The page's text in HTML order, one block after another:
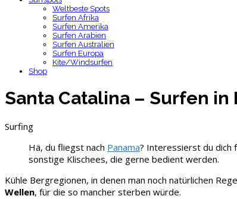
Weltbeste Spots
Surfen Afrika
Surfen Amerika
Surfen Arabien
Surfen Australien
Surfen Europa
Kite/Windsurfen
Shop
Santa Catalina – Surfen in
Surfing
Hä, du fliegst nach Panama? Interessierst du dich
sonstige Klischees, die gerne bedient werden.
Kühle Bergregionen, in denen man noch natürlichen
Wellen, für die so mancher sterben würde.